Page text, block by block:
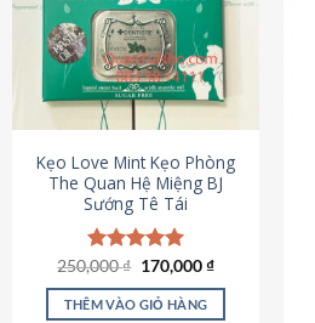
Kẹo Love Mint Kẹo Phòng
The Quan Hệ Miệng BJ
Sướng Tê Tái
Được xếp
hạng5.00
5 sao
250,000₫ Giá
là:
250,000 ₫.
170,000₫Giá
tại
THÊM VÀO GIỎ HÀNG